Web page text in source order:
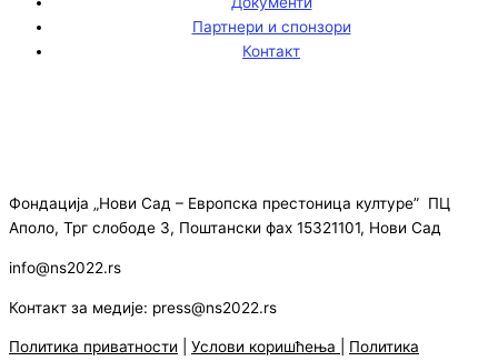
Партнери и спонзори
Контакт
Фондација „Нови Сад – Европска престоница културе” ПЦ
Аполо, Трг слободе 3, Поштански фах 15321101, Нови Сад
info@ns2022.rs
Контакт за медије: press@ns2022.rs
Политика приватности Услови коришћења
Политика